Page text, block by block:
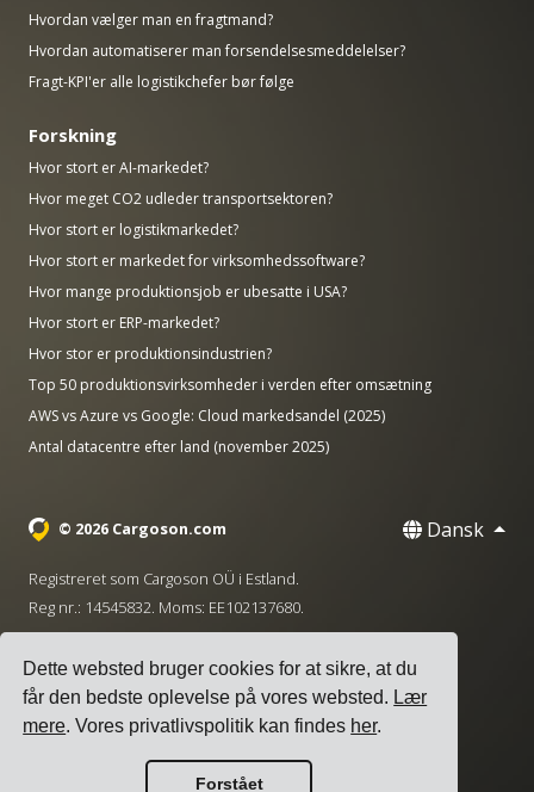
Dette websted bruger cookies for at sikre, at du
får den bedste oplevelse på vores websted. Lær
mere. Vores privatlivspolitik kan findes her.
Forstået
Hvordan vælger man en fragtmand?
Hvordan automatiserer man forsendelsesmeddelelser?
Fragt-KPI'er alle logistikchefer bør følge
Forskning
Hvor stort er AI-markedet?
Hvor meget CO2 udleder transportsektoren?
Hvor stort er logistikmarkedet?
Hvor stort er markedet for virksomhedssoftware?
Hvor mange produktionsjob er ubesatte i USA?
Hvor stort er ERP-markedet?
Hvor stor er produktionsindustrien?
Top 50 produktionsvirksomheder i verden efter omsætning
AWS vs Azure vs Google: Cloud markedsandel (2025)
Antal datacentre efter land (november 2025)
© 2026 Cargoson.com Dansk
Registreret som Cargoson OÜ i Estland.
Reg nr.: 14545832. Moms: EE102137680.
+372 5555 0028 · hello@cargoson.com
Servicevilkår | Privatlivspolitik Cookie-politik